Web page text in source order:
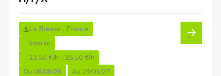
La Bresse , France
Interim
13,50 €/h - 15,50 €/h
Du:06/08/26 Au:29/01/27